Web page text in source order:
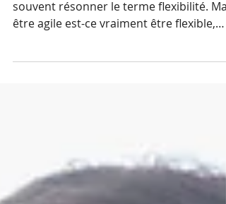
Lorsque l’on parle d’agilité, on entend
souvent résonner le terme flexibilité.
adaptable...